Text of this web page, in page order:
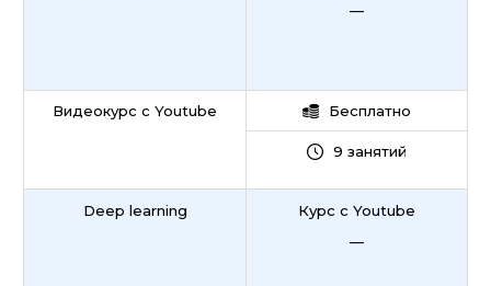
Видеокурс с Youtube
—
Бесплатно
9 занятий
Deep learning
Курс с Youtube
—